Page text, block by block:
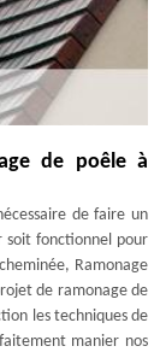
de poêle à
de faire un
soit fonctionnel pour
Ramonage
de ramonage de
les techniques de
manier nos